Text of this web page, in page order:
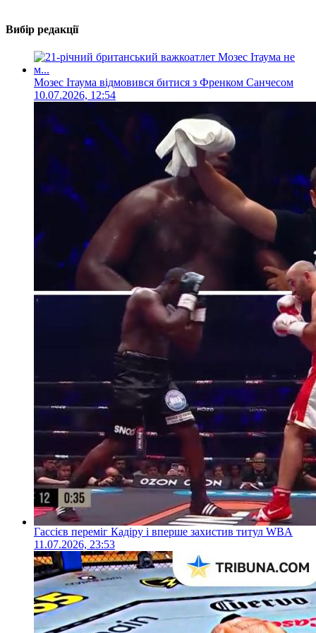
Вибір редакції
Мозес Ітаума відмовився битися з Френком Санчесом
10.07.2026, 12:54
Гассієв переміг Кадіру і вперше захистив титул WBA
11.07.2026, 23:53